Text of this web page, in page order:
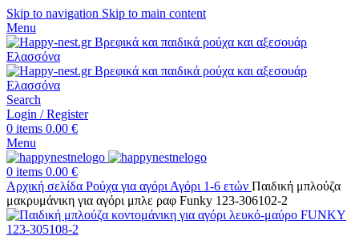
Skip to navigation Skip to main content
Menu
Search
Login / Register
0 items 0.00 €
Menu
0 items 0.00 €
Αρχική σελίδα Ρούχα για αγόρι Αγόρι 1-6 ετών Παιδική μπλούζα
μακρυμάνικη για αγόρι μπλε ραφ Funky 123-306102-2